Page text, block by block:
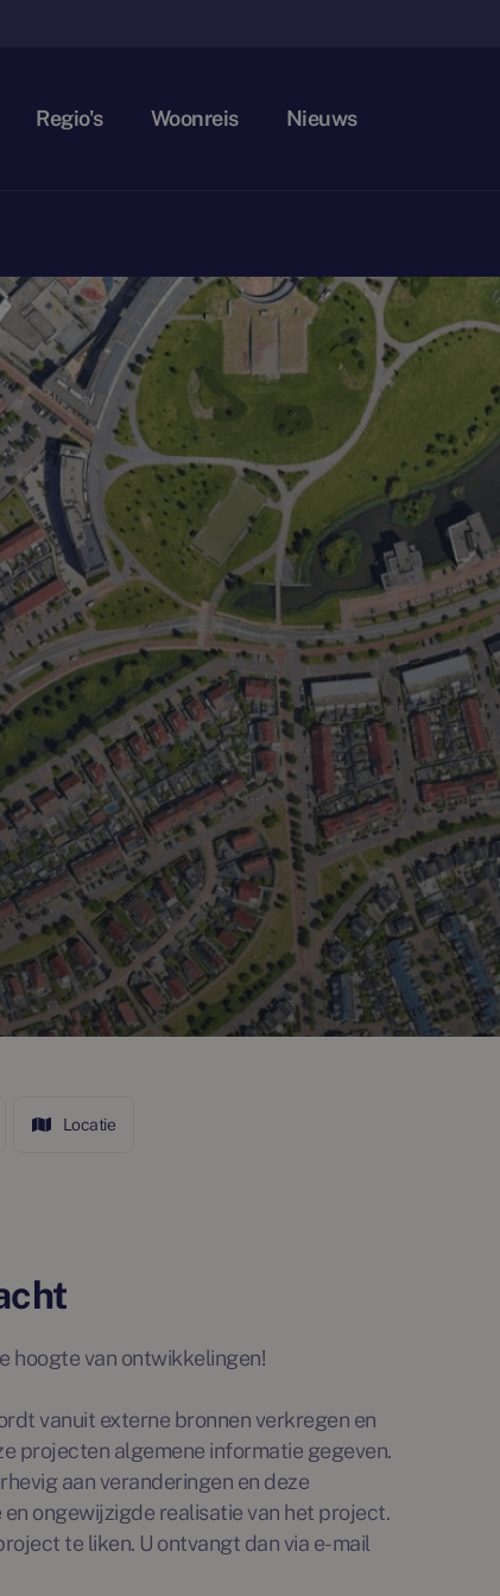
Regio's Woonreis Nieuws
Locatie
hoogte van ontwikkelingen!
vanuit externe bronnen verkregen en
projecten algemene informatie gegeven.
aan veranderingen en deze
ongewijzigde realisatie van het project.
te liken. U ontvangt dan via e-mail